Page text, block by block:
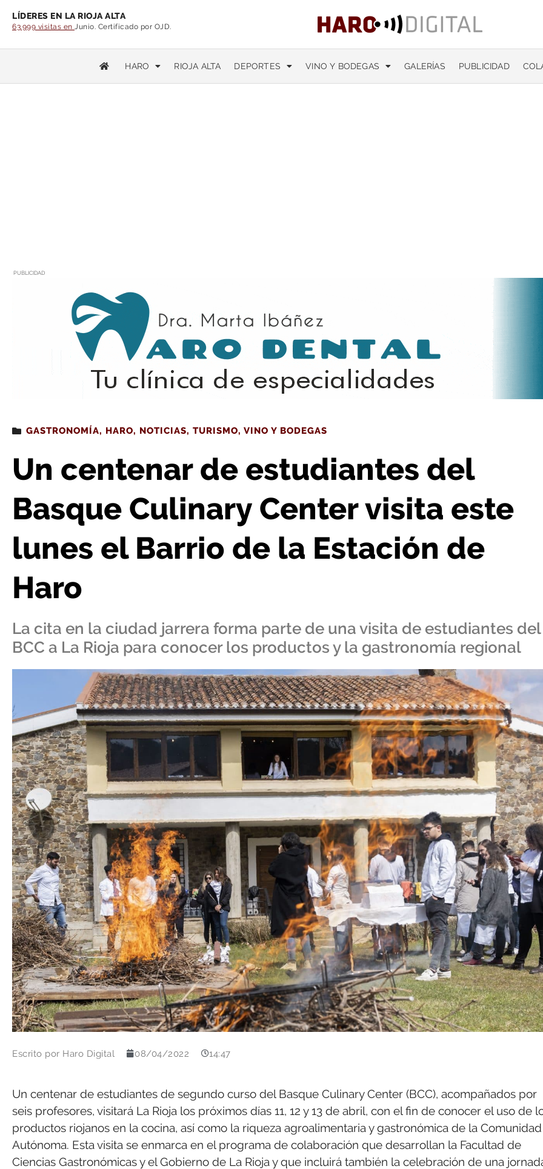
LÍDERES EN LA RIOJA ALTA
63.999 visitas en Junio. Certificado por OJD.
HARO RIOJA ALTA DEPORTES VINO Y BODEGAS GALERÍAS PUBLICIDAD
PUBLICIDAD
Estás leyendo : Un centenar de estudiantes del Basque Culinary Center visita este lunes el Barrio de la Estación de Haro
GASTRONOMÍA, HARO, NOTICIAS, TURISMO, VINO Y BODEGAS
Un centenar de estudiantes del
Basque Culinary Center visita este
lunes el Barrio de la Estación de
Haro
La cita en la ciudad jarrera forma parte de una visita de estudiantes del
BCC a La Rioja para conocer los productos y la gastronomía regional
Escrito por Haro Digital 08/04/2022 14:47
Un centenar de estudiantes de segundo curso del Basque Culinary Center (BCC), acompañados por
seis profesores, visitará La Rioja los próximos días 11, 12 y 13 de abril, con el fin de conocer el uso de
productos riojanos en la cocina, así como la riqueza agroalimentaria y gastronómica de la Comunidad
Autónoma. Esta visita se enmarca en el programa de colaboración que desarrollan la Facultad de
Ciencias Gastronómicas y el Gobierno de La Rioja y que incluirá también la celebración de una